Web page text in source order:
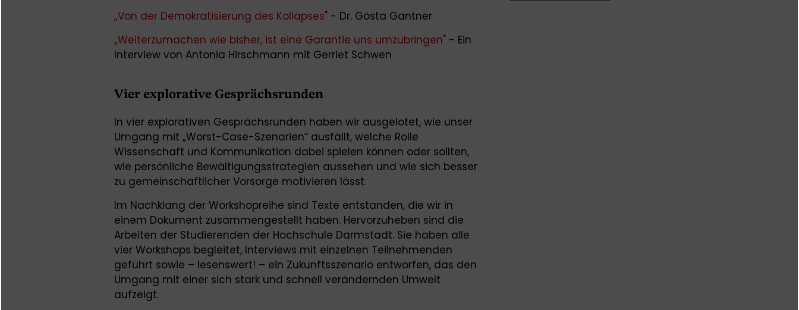
„Von der Demokratisierung des Kollapses" - Dr. Gösta Gantner
„Weiterzumachen wie bisher, ist eine Garantie uns umzubringen" - Ein
Interview von Antonia Hirschmann mit Gerriet Schwen
Vier explorative Gesprächsrunden
In vier explorativen Gesprächsrunden haben wir ausgelotet, wie unser
Umgang mit „Worst-Case-Szenarien“ ausfällt, welche Rolle
Wissenschaft und Kommunikation dabei spielen können oder sollten,
wie persönliche Bewältigungsstrategien aussehen und wie sich besser
zu gemeinschaftlicher Vorsorge motivieren lässt.
Im Nachklang der Workshopreihe sind Texte entstanden, die wir in
einem Dokument zusammengestellt haben. Hervorzuheben sind die
Arbeiten der Studierenden der Hochschule Darmstadt. Sie haben alle
vier Workshops begleitet, Interviews mit einzelnen Teilnehmenden
geführt sowie – lesenswert! – ein Zukunftsszenario entworfen, das den
Umgang mit einer sich stark und schnell verändernden Umwelt
aufzeigt.